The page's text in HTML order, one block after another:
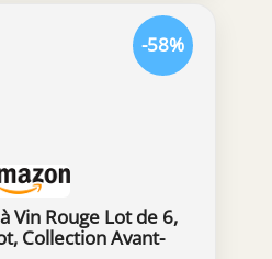
Vin Rouge Lot de 6,
Collection Avant-
-58%